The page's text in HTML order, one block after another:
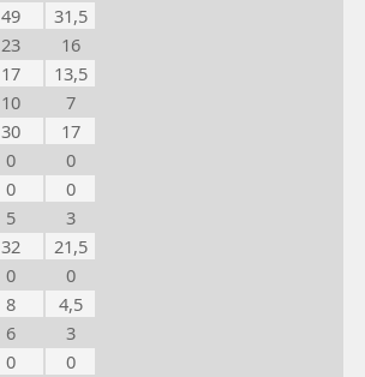
49
31,5
23
16
17
13,5
10
7
30
17
0
0
0
0
5
3
32
21,5
0
0
8
4,5
6
3
0
0